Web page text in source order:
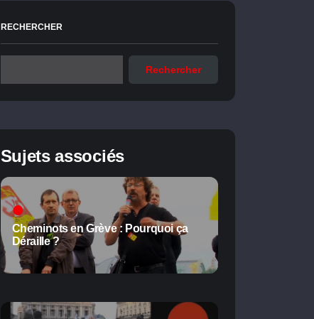
RECHERCHER
Rechercher
Sujets associés
Cheminots en Grève : Pourquoi ça
Déraille ?